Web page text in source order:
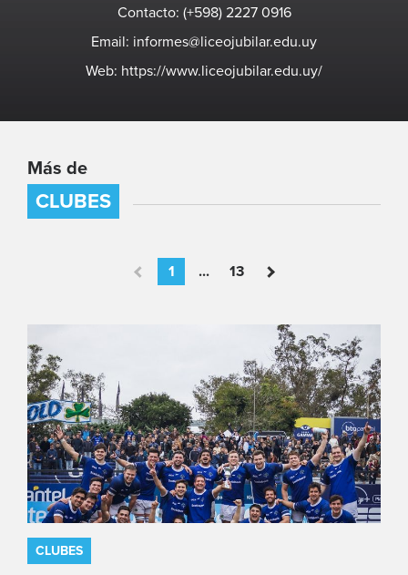
Contacto: (+598) 2227 0916
Email: informes@liceojubilar.edu.uy
Web: https://www.liceojubilar.edu.uy/
Más de
CLUBES
1 ... 13
CLUBES